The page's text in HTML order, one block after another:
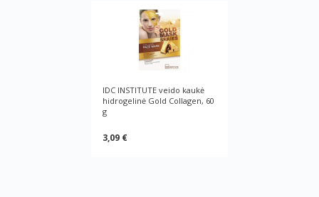
IDC INSTITUTE veido kaukė
hidrogelinė Gold Collagen, 60
g
3,09 €